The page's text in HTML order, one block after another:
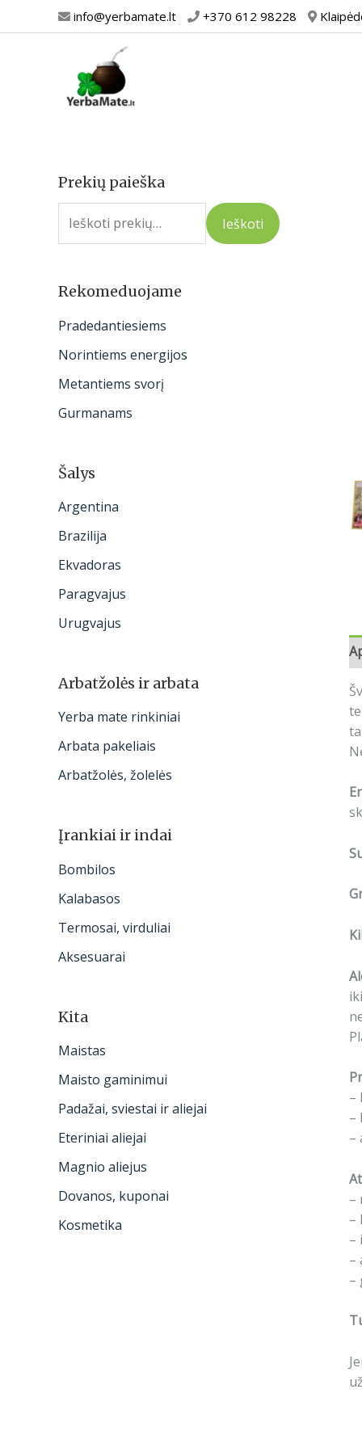
prie
info@yerbamate.lt +370 612 98228
Prekių paieška
I
e
o
:
Ieškoti
Rekomeduojame
Pradedantiesiems
Norintiems energijos
Metantiems svorį
Gurmanams
Šalys
Argentina
Brazilija
Ekvadoras
Paragvajus
Urugvajus
Arbatžolės ir arbata
Yerba mate rinkiniai
Arbata pakeliais
Arbatžolės, žolelės
Įrankiai ir indai
Bombilos
Kalabasos
Termosai, virduliai
Aksesuarai
Kita
Maistas
Maisto gaminimui
Padažai, sviestai ir aliejai
Eteriniai aliejai
Magnio aliejus
Dovanos, kuponai
Kosmetika
–
–
–
–
–
–
–
–